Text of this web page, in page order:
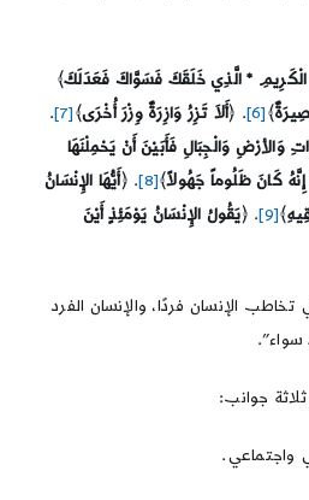
الْكَرِيمِ * الَّذِي خَلَقَكَ فَسَوَّاكَ فَعَدَلَكَ﴾
﴾[6] . ﴿أَلاَ تَزِرُ وَازِرَةٌ وِزْرَ أُخْرَى﴾[7]
.
وَالأرْضِ وَالْجِبَالِ فَأَبَيْنَ أَنْ يَحْمِلْنَهَا
كَانَ ظَلُوماً جَهُولاً﴾[8] . ﴿أَيُّهَا الإِنْسَانُ
﴾[9] . ﴿يَقُولُ الإِنْسَانُ يَوْمَئِذٍ أَيْنَ
الإنسان فردًا، والإنسان الفرد
سواء”.
جوانب:
واجتماعي.